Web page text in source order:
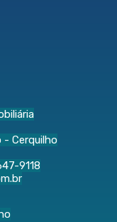
- Cerquilho
9118